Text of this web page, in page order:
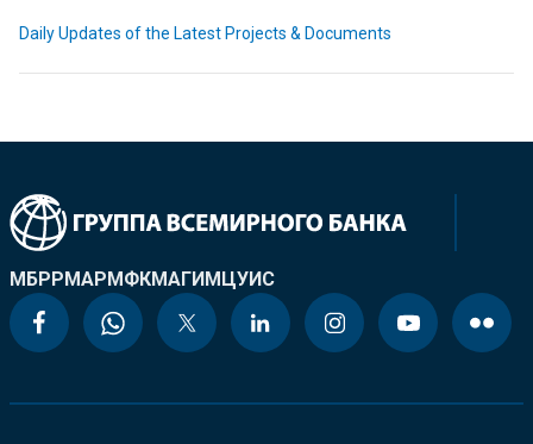
Daily Updates of the Latest Projects & Documents
МБРРМАРМФКМАГИМЦУИС